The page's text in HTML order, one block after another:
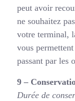
peut avoir
ne souhaitez
votre terminal,
vous
passant par les
9 –
Durée de